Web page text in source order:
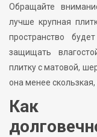
Обращайте
лучше крупная
пространство
защищать
плитку с матовой,
она менее
Как